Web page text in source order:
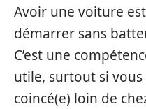
Avoir une voiture
démarrer sans
C’est une
utile, surtout si
coincé(e) loin de